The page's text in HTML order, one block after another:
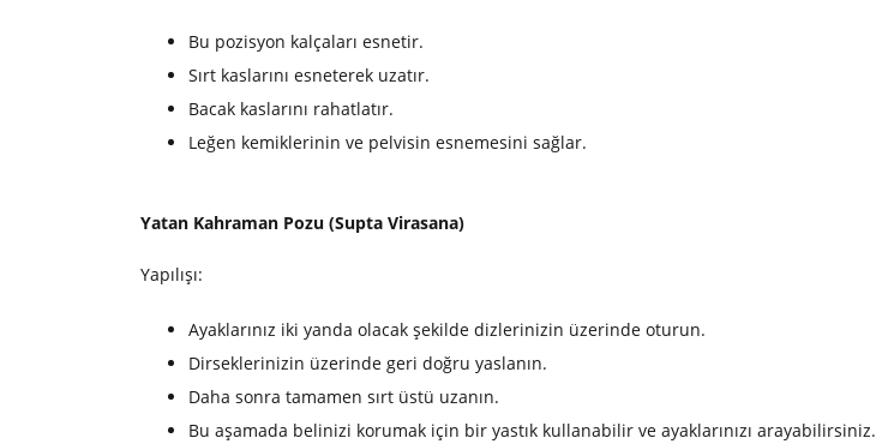
Bu pozisyon kalçaları esnetir.
Sırt kaslarını esneterek uzatır.
Bacak kaslarını rahatlatır.
Leğen kemiklerinin ve pelvisin esnemesini sağlar.
Yatan Kahraman Pozu (Supta Virasana)
Yapılışı:
Ayaklarınız iki yanda olacak şekilde dizlerinizin üzerinde oturun.
Dirseklerinizin üzerinde geri doğru yaslanın.
Daha sonra tamamen sırt üstü uzanın.
Bu aşamada belinizi korumak için bir yastık kullanabilir ve ayaklarınızı arayabilirsiniz.